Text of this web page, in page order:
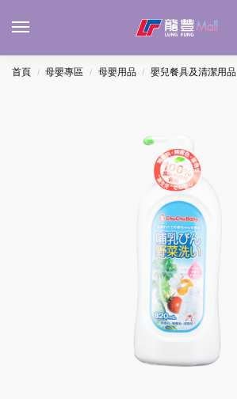
首頁 / 母嬰專區 / 母嬰用品 / 嬰兒餐具及清潔用品